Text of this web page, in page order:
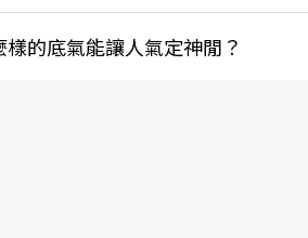
的底氣能讓人氣定神閒？